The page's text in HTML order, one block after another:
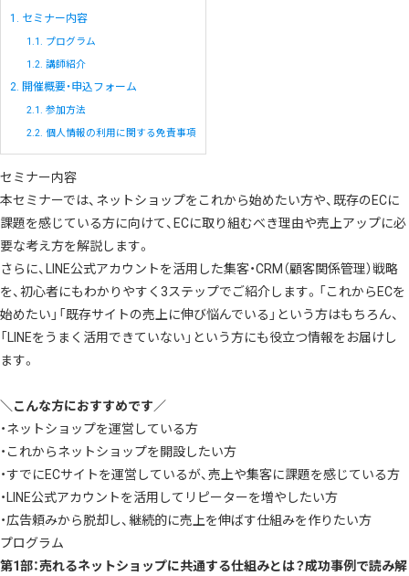
1. セミナー内容
1.1. プログラム
1.2. 講師紹介
2. 開催概要・申込フォーム
2.1. 参加方法
2.2. 個人情報の利用に関する免責事項
セミナー内容
本セミナーでは、ネットショップをこれから始めたい方や、既存のECに
課題を感じている方に向けて、ECに取り組むべき理由や売上アップに必
要な考え方を解説します。
さらに、LINE公式アカウントを活用した集客・CRM（顧客関係管理）戦略
を、初心者にもわかりやすく3ステップでご紹介します。「これからECを
始めたい」「既存サイトの売上に伸び悩んでいる」という方はもちろん、
「LINEをうまく活用できていない」という方にも役立つ情報をお届けし
ます。
＼こんな方におすすめです／
・ネットショップを運営している方
・これからネットショップを開設したい方
・すでにECサイトを運営しているが、売上や集客に課題を感じている方
・LINE公式アカウントを活用してリピーターを増やしたい方
・広告頼みから脱却し、継続的に売上を伸ばす仕組みを作りたい方
プログラム
第1部：売れるネットショップに共通する仕組みとは？成功事例で読み解